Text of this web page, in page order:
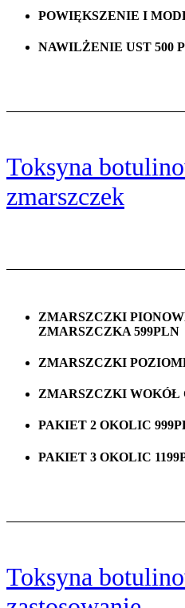
POWIĘKSZENIE I
NAWILŻENIE UST 500
Toksyna
zmarszczek
ZMARSZCZKI
ZMARSZCZKA 599PLN
ZMARSZCZKI
ZMARSZCZKI WOKÓŁ
PAKIET 2 OKOLIC
PAKIET 3 OKOLIC
Toksyna